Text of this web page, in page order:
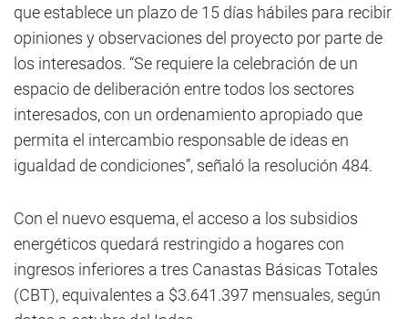
que establece un plazo de 15 días hábiles para recibir
opiniones y observaciones del proyecto por parte de
los interesados. “Se requiere la celebración de un
espacio de deliberación entre todos los sectores
interesados, con un ordenamiento apropiado que
permita el intercambio responsable de ideas en
igualdad de condiciones”, señaló la resolución 484.
Con el nuevo esquema, el acceso a los subsidios
energéticos quedará restringido a hogares con
ingresos inferiores a tres Canastas Básicas Totales
(CBT), equivalentes a $3.641.397 mensuales, según